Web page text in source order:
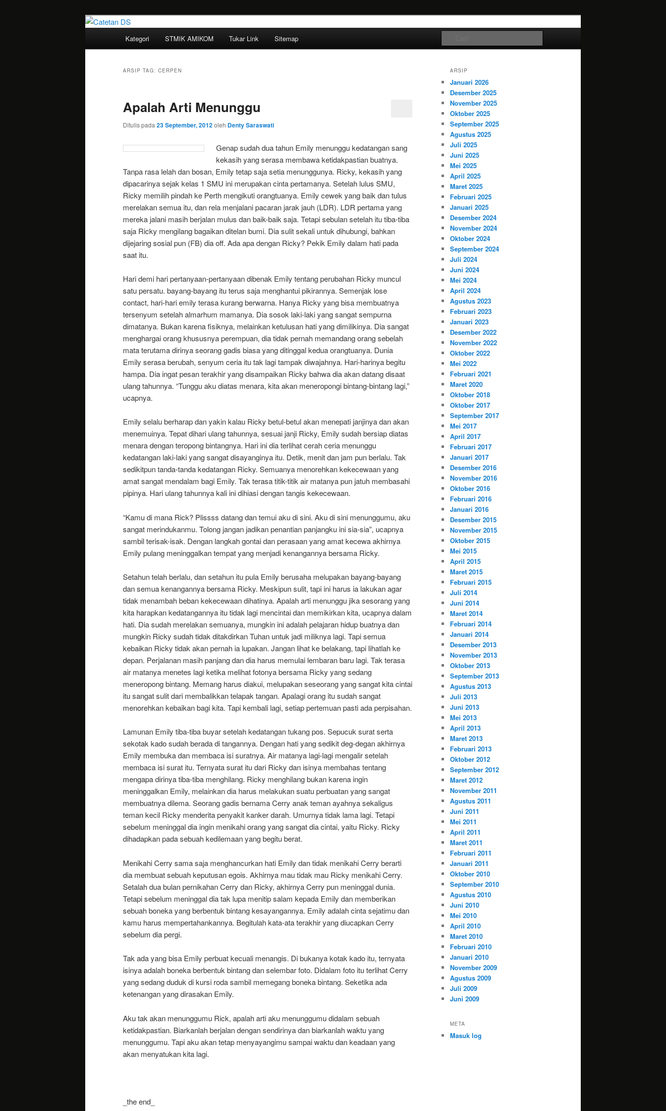
Catetan DS
Mari bermimpi dan ciptakan kehendak
Langsung
utama
Langsung
sekunder
Kategori STMIK AMIKOM Tukar Link Sitemap
ARSIP TAG: CERPEN
Apalah Arti Menunggu
Ditulis pada 23 September, 2012oleh Denty Saraswati
Genap sudah dua tahun Emily menunggu kedatangan sang
kekasih yang serasa membawa ketidakpastian buatnya.
Tanpa rasa lelah dan bosan, Emily tetap saja setia menunggunya. Ricky, kekasih yang
dipacarinya sejak kelas 1 SMU ini merupakan cinta pertamanya. Setelah lulus SMU,
Ricky memilih pindah ke Perth mengikuti orangtuanya. Emily cewek yang baik dan tulus
merelakan semua itu, dan rela menjalani pacaran jarak jauh (LDR). LDR pertama yang
mereka jalani masih berjalan mulus dan baik-baik saja. Tetapi sebulan setelah itu tiba-tiba
saja Ricky mengilang bagaikan ditelan bumi. Dia sulit sekali untuk dihubungi, bahkan
dijejaring sosial pun (FB) dia off. Ada apa dengan Ricky? Pekik Emily dalam hati pada
saat itu.
Hari demi hari pertanyaan-pertanyaan dibenak Emily tentang perubahan Ricky muncul
satu persatu. bayang-bayang itu terus saja menghantui pikirannya. Semenjak lose
contact, hari-hari emily terasa kurang berwarna. Hanya Ricky yang bisa membuatnya
tersenyum setelah almarhum mamanya. Dia sosok laki-laki yang sangat sempurna
dimatanya. Bukan karena fisiknya, melainkan ketulusan hati yang dimilikinya. Dia sangat
menghargai orang khususnya perempuan, dia tidak pernah memandang orang sebelah
mata terutama dirinya seorang gadis biasa yang ditinggal kedua orangtuanya. Dunia
Emily serasa berubah, senyum ceria itu tak lagi tampak diwajahnya. Hari-harinya begitu
hampa. Dia ingat pesan terakhir yang disampaikan Ricky bahwa dia akan datang disaat
ulang tahunnya. “Tunggu aku diatas menara, kita akan meneropongi bintang-bintang lagi,”
ucapnya.
Emily selalu berharap dan yakin kalau Ricky betul-betul akan menepati janjinya dan akan
menemuinya. Tepat dihari ulang tahunnya, sesuai janji Ricky, Emily sudah bersiap diatas
menara dengan teropong bintangnya. Hari ini dia terlihat cerah ceria menunggu
kedatangan laki-laki yang sangat disayanginya itu. Detik, menit dan jam pun berlalu. Tak
sedikitpun tanda-tanda kedatangan Ricky. Semuanya menorehkan kekecewaan yang
amat sangat mendalam bagi Emily. Tak terasa titik-titik air matanya pun jatuh membasahi
pipinya. Hari ulang tahunnya kali ini dihiasi dengan tangis kekecewaan.
“Kamu di mana Rick? Plissss datang dan temui aku di sini. Aku di sini menunggumu, aku
sangat merindukanmu. Tolong jangan jadikan penantian panjangku ini sia-sia”, ucapnya
sambil terisak-isak. Dengan langkah gontai dan perasaan yang amat kecewa akhirnya
Emily pulang meninggalkan tempat yang menjadi kenangannya bersama Ricky.
Setahun telah berlalu, dan setahun itu pula Emily berusaha melupakan bayang-bayang
dan semua kenangannya bersama Ricky. Meskipun sulit, tapi ini harus ia lakukan agar
tidak menambah beban kekecewaan dihatinya. Apalah arti menunggu jika sesorang yang
kita harapkan kedatangannya itu tidak lagi mencintai dan memikirkan kita, ucapnya dalam
hati. Dia sudah merelakan semuanya, mungkin ini adalah pelajaran hidup buatnya dan
mungkin Ricky sudah tidak ditakdirkan Tuhan untuk jadi miliknya lagi. Tapi semua
kebaikan Ricky tidak akan pernah ia lupakan. Jangan lihat ke belakang, tapi lihatlah ke
depan. Perjalanan masih panjang dan dia harus memulai lembaran baru lagi. Tak terasa
air matanya menetes lagi ketika melihat fotonya bersama Ricky yang sedang
meneropong bintang. Memang harus diakui, melupakan seseorang yang sangat kita cintai
itu sangat sulit dari membalikkan telapak tangan. Apalagi orang itu sudah sangat
menorehkan kebaikan bagi kita. Tapi kembali lagi, setiap pertemuan pasti ada perpisahan.
Lamunan Emily tiba-tiba buyar setelah kedatangan tukang pos. Sepucuk surat serta
sekotak kado sudah berada di tangannya. Dengan hati yang sedikit deg-degan akhirnya
Emily membuka dan membaca isi suratnya. Air matanya lagi-lagi mengalir setelah
membaca isi surat itu. Ternyata surat itu dari Ricky dan isinya membahas tentang
mengapa dirinya tiba-tiba menghilang. Ricky menghilang bukan karena ingin
meninggalkan Emily, melainkan dia harus melakukan suatu perbuatan yang sangat
membuatnya dilema. Seorang gadis bernama Cerry anak teman ayahnya sekaligus
teman kecil Ricky menderita penyakit kanker darah. Umurnya tidak lama lagi. Tetapi
sebelum meninggal dia ingin menikahi orang yang sangat dia cintai, yaitu Ricky. Ricky
dihadapkan pada sebuah kedilemaan yang begitu berat.
Menikahi Cerry sama saja menghancurkan hati Emily dan tidak menikahi Cerry berarti
dia membuat sebuah keputusan egois. Akhirnya mau tidak mau Ricky menikahi Cerry.
Setalah dua bulan pernikahan Cerry dan Ricky, akhirnya Cerry pun meninggal dunia.
Tetapi sebelum meninggal dia tak lupa menitip salam kepada Emily dan memberikan
sebuah boneka yang berbentuk bintang kesayangannya. Emily adalah cinta sejatimu dan
kamu harus mempertahankannya. Begitulah kata-ata terakhir yang diucapkan Cerry
sebelum dia pergi.
Tak ada yang bisa Emily perbuat kecuali menangis. Di bukanya kotak kado itu, ternyata
isinya adalah boneka berbentuk bintang dan selembar foto. Didalam foto itu terlihat Cerry
yang sedang duduk di kursi roda sambil memegang boneka bintang. Seketika ada
ketenangan yang dirasakan Emily.
Aku tak akan menunggumu Rick, apalah arti aku menunggumu didalam sebuah
ketidakpastian. Biarkanlah berjalan dengan sendirinya dan biarkanlah waktu yang
menunggumu. Tapi aku akan tetap menyayangimu sampai waktu dan keadaan yang
akan menyatukan kita lagi.
_the end_
ARSIP
Januari 2026
Desember 2025
November 2025
Oktober 2025
September 2025
Agustus 2025
Juli 2025
Juni 2025
Mei 2025
April 2025
Maret 2025
Februari 2025
Januari 2025
Desember 2024
November 2024
Oktober 2024
September 2024
Juli 2024
Juni 2024
Mei 2024
April 2024
Agustus 2023
Februari 2023
Januari 2023
Desember 2022
November 2022
Oktober 2022
Mei 2022
Februari 2021
Maret 2020
Oktober 2018
Oktober 2017
September 2017
Mei 2017
April 2017
Februari 2017
Januari 2017
Desember 2016
November 2016
Oktober 2016
Februari 2016
Januari 2016
Desember 2015
November 2015
Oktober 2015
Mei 2015
April 2015
Maret 2015
Februari 2015
Juli 2014
Juni 2014
Maret 2014
Februari 2014
Januari 2014
Desember 2013
November 2013
Oktober 2013
September 2013
Agustus 2013
Juli 2013
Juni 2013
Mei 2013
April 2013
Maret 2013
Februari 2013
Oktober 2012
September 2012
Maret 2012
November 2011
Agustus 2011
Juni 2011
Mei 2011
April 2011
Maret 2011
Februari 2011
Januari 2011
Oktober 2010
September 2010
Agustus 2010
Juni 2010
Mei 2010
April 2010
Maret 2010
Februari 2010
Januari 2010
November 2009
Agustus 2009
Juli 2009
Juni 2009
META
Masuk log